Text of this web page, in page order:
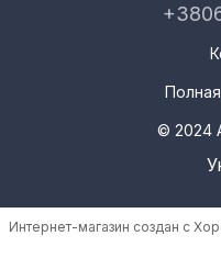
© 2024
Интернет-магазин создан с